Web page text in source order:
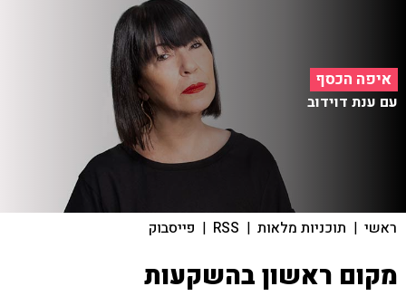
איפה הכסף
עם ענת דוידוב
ראשי | תוכניות מלאות |
RSS
| פייסבוק
מקום ראשון בהשקעות